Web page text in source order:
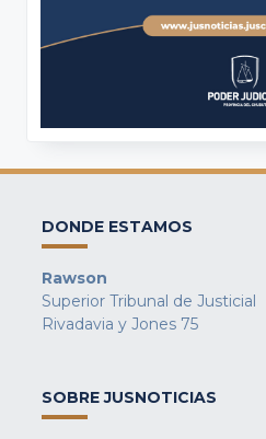
DONDE ESTAMOS
Rawson
Superior Tribunal de Justicial
Rivadavia y Jones 75
SOBRE JUSNOTICIAS